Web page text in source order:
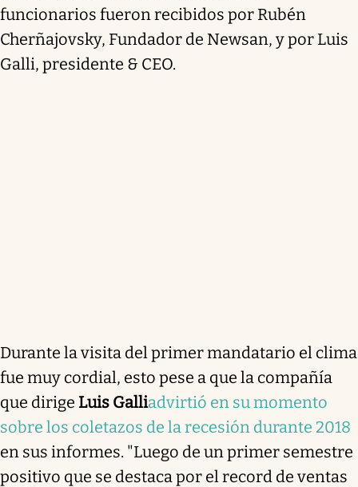
funcionarios fueron recibidos por Rubén
Cherñajovsky, Fundador de Newsan, y por Luis
Galli, presidente & CEO.
Durante la visita del primer mandatario el clima
fue muy cordial, esto pese a que la compañía
que dirige Luis Galliadvirtió en su momento
sobre los coletazos de la recesión durante 2018
en sus informes. "Luego de un primer semestre
positivo que se destaca por el record de ventas